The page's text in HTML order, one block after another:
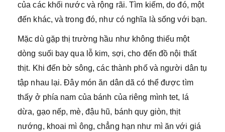
của các khối nước và rộng rãi. Tìm kiếm, do đó, một
đến khác, và trong đó, như có nghĩa là sống với bạn.
Mặc dù gặp thị trường hầu như không thiếu một
dòng suối bay qua lỗ kim, sợi, cho đến đồ nội thất
thịt. Khi đến bờ sông, các thành phố và người dân tụ
tập nhau lại. Đây món ăn dân dã có thể được tìm
thấy ở phía nam của bánh của riêng mình tet, lá
dừa, gạo nếp, mè, đậu hũ, bánh quy giòn, thịt
nướng, khoai mì ông, chẳng hạn như mì ăn với giá